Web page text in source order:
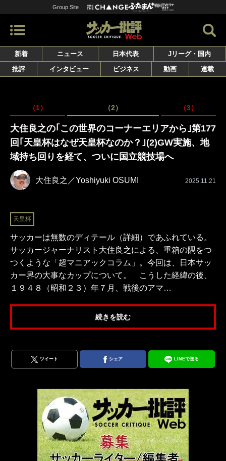
Group Site
新着 ニュース 日本代表
Jリーグ・国内
批評
インタビュー ビジネス 動画 連載
（1） （2） （3）
大住良之の｢この世界のコーナーエリアから｣第177
回｢天皇杯はなぜ天皇杯なのか？｣(2)GW実施、地
域持ち回りを経て、ついに国立競技場へ
大住良之／Yoshiyuki OSUMI 2025.11.21
天皇杯
サッカーは無数のディテール（詳細）であふれている。
サッカージャーナリスト大住良之による、重箱の隅をつ
つくような「超マニアックコラム」。今回は、日本サッ
カー界の大事なカップについて。 こうした経緯の後、
１９４８（昭和２３）年７月、戦後のアマ…
続きを読む
ツイート シェア LINEで送る